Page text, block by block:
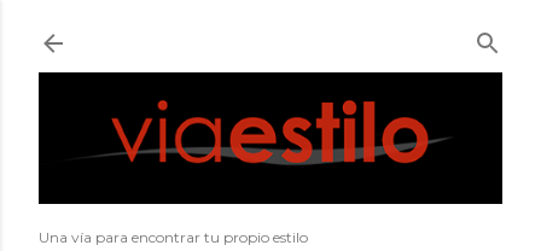
Una vía para encontrar tu propio estilo